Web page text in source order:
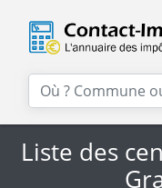
Liste des